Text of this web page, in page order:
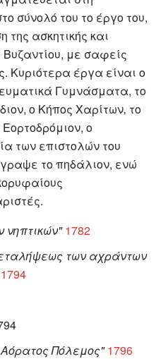
σύνολό του το έργο του,
της ασκητικής και
με σαφείς
Κυριότερα έργα είναι ο
Γυμνάσματα, το
ο Κήπος Χαρίτων‚ το
ο
των επιστολών του
το πηδάλιον, ενώ
νηπτικών" 1782
των αχράντων
1794
Πόλεμος" 1796